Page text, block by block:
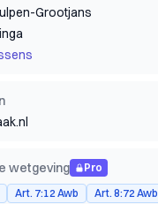
Grootjans
wetgeving
Pro
Art. 7:12 Awb Art. 8:72 Awb